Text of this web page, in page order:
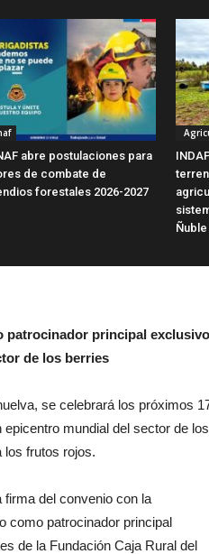
abre postulaciones para
de combate de
forestales 2026-2027
Ñuble
patrocinador principal exclusivo
de los berries
se celebrará los próximos
mundial del sector de los
los frutos rojos.
del convenio con la
como patrocinador principal
de la Fundación Caja Rural del